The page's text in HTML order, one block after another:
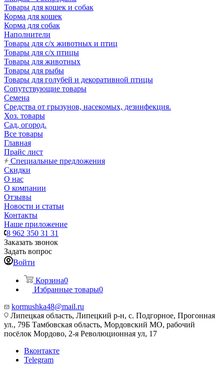
Товары для кошек и собак
Корма для кошек
Корма для собак
Наполнители
Товары для с/х животных и птиц
Товары для с/х птицы
Товары для животных
Товары для рыбы
Товары для голубей и декоративной птицы
Сопутствующие товары
Семена
Средства от грызунов, насекомых, дезинфекция.
Хоз. товары
Сад, огород.
Все товары
Главная
Прайс лист
Специальные предложения
Скидки
О нас
О компании
Отзывы
Новости и статьи
Контакты
Наше приложение
8 962 350 31 31
Заказать звонок
Задать вопрос
Войти
Корзина0
Избранные товары0
kormushka48@mail.ru
Липецкая область, Липецкий р-н, с. Подгорное, Прогонная
ул., 79Б Тамбовская область, Мордовский МО, рабочий
посёлок Мордово, 2-я Революционная ул, 17
Вконтакте
Telegram